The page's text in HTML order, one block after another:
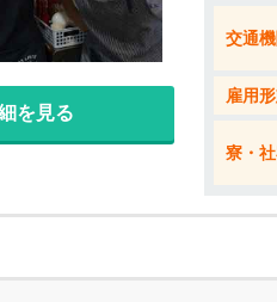
を見る
交通
雇用
寮・